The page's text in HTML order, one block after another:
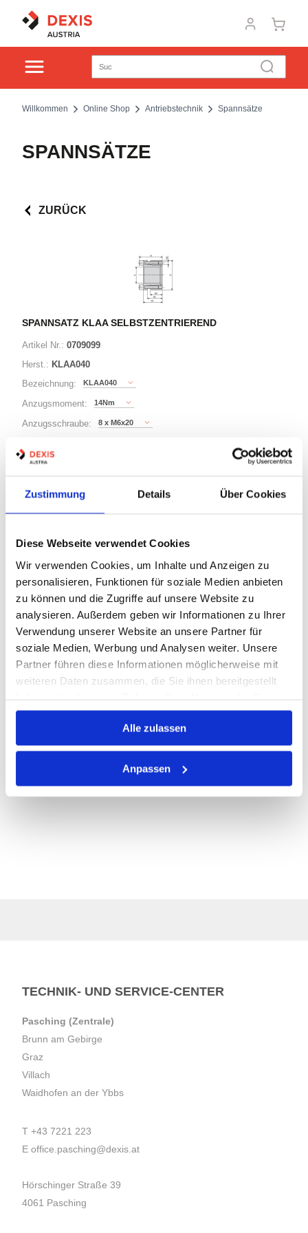
Zustimmung Details Über Cookies
Diese Webseite verwendet Cookies
Wir verwenden Cookies, um Inhalte und Anzeigen zu
personalisieren, Funktionen für soziale Medien anbieten
zu können und die Zugriffe auf unsere Website zu
analysieren. Außerdem geben wir Informationen zu Ihrer
Verwendung unserer Website an unsere Partner für
soziale Medien, Werbung und Analysen weiter. Unsere
Partner führen diese Informationen möglicherweise mit
weiteren Daten zusammen, die Sie ihnen bereitgestellt
gesammelt haben.
Alle zulassen
Anpassen
Willkommen Online Shop Antriebstechnik Spannsätze
SPANNSÄTZE
ZURÜCK
SPANNSATZ KLAA SELBSTZENTRIEREND
Artikel Nr.: 0709099
Herst.: KLAA040
Bezeichnung:
KLAA040
Anzugsmoment: 14Nm
Anzugsschraube: 8 x M6x20
10 Varianten
Nicht auf Lager
Print
PRODUKTBESCHREIBUNG
ALLE SPEZIFIKATIONEN
TECHNIK- UND SERVICE-CENTER
Pasching (Zentrale)
Brunn am Gebirge
Graz
Villach
Waidhofen an der Ybbs
T +43 7221 223
E office.pasching@dexis.at
Hörschinger Straße 39
4061 Pasching